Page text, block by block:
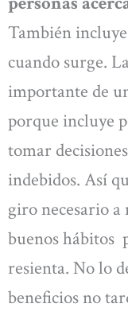
También
cuando surge.
importante de
porque incluye
tomar
indebidos. Así
giro necesario
buenos hábitos
resienta. No lo
beneficios no